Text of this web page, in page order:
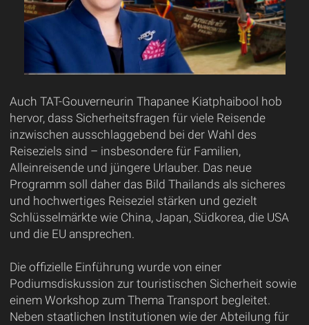
Auch TAT-Gouverneurin Thapanee Kiatphaibool hob
hervor, dass Sicherheitsfragen für viele Reisende
inzwischen ausschlaggebend bei der Wahl des
Reiseziels sind – insbesondere für Familien,
Alleinreisende und jüngere Urlauber. Das neue
Programm soll daher das Bild Thailands als sicheres
und hochwertiges Reiseziel stärken und gezielt
Schlüsselmärkte wie China, Japan, Südkorea, die USA
und die EU ansprechen.
Die offizielle Einführung wurde von einer
Podiumsdiskussion zur touristischen Sicherheit sowie
einem Workshop zum Thema Transport begleitet.
Neben staatlichen Institutionen wie der Abteilung für